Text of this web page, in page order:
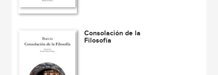
Consolación de la
Filosofía